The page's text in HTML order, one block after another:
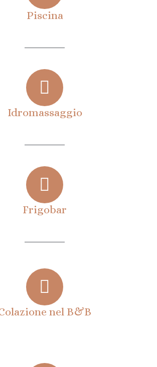
Piscina
Idromassaggio
Frigobar
nel B&B